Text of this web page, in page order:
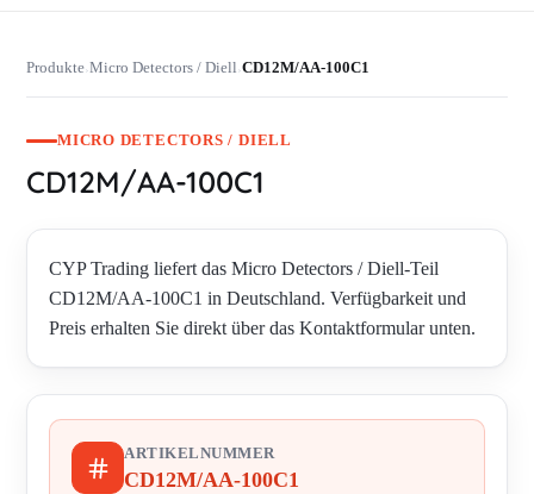
Produkte›Micro Detectors / Diell›CD12M/AA-100C1
MICRO DETECTORS / DIELL
CD12M/AA-100C1
CYP Trading liefert das Micro Detectors / Diell-Teil
CD12M/AA-100C1 in Deutschland. Verfügbarkeit und
Preis erhalten Sie direkt über das Kontaktformular unten.
ARTIKELNUMMER
CD12M/AA-100C1